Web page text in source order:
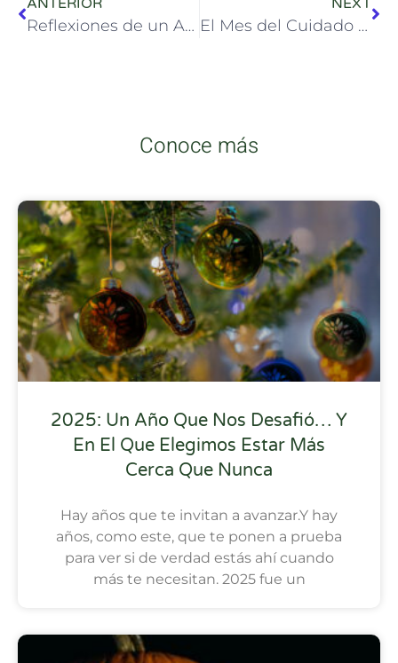
Reflexiones de un Año: Cómo Velintra Acompaña y Protege a Nuestra Familia Extendida El Mes del Cuidado y el Amor en Todas sus Formas
Conoce más
2025: Un Año Que Nos Desafió… Y
En El Que Elegimos Estar Más
Cerca Que Nunca
Hay años que te invitan a avanzar.Y hay
años, como este, que te ponen a prueba
para ver si de verdad estás ahí cuando
más te necesitan. 2025 fue un